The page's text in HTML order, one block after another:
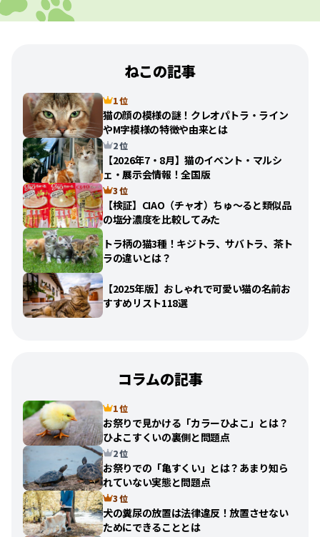
ねこの記事
1 位
猫の顔の模様の謎！クレオパトラ・ライン
やM字模様の特徴や由来とは
2 位
【2026年7・8月】猫のイベント・マルシ
ェ・展示会情報！全国版
3 位
【検証】CIAO（チャオ）ちゅ〜ると類似品
の塩分濃度を比較してみた
トラ柄の猫3種！キジトラ、サバトラ、茶ト
ラの違いとは？
【2025年版】おしゃれで可愛い猫の名前お
すすめリスト118選
コラムの記事
1 位
お祭りで見かける「カラーひよこ」とは？
ひよこすくいの裏側と問題点
2 位
お祭りでの「亀すくい」とは？あまり知ら
れていない実態と問題点
3 位
犬の糞尿の放置は法律違反！放置させない
ためにできることとは